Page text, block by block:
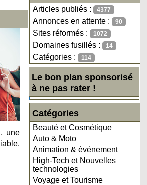
Articles publiés : 4377
Annonces en attente : 90
Sites réformés : 1072
Domaines fusillés : 14
Catégories : 114
Le bon plan sponsorisé
à ne pas rater !
Catégories
Beauté et Cosmétique
Auto & Moto
Animation & événement
High-Tech et Nouvelles
technologies
Voyage et Tourisme
une